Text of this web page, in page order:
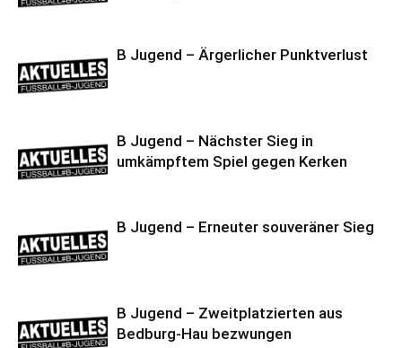
B Jugend – Ärgerlicher Punktverlust
B Jugend – Nächster Sieg in
umkämpftem Spiel gegen Kerken
B Jugend – Erneuter souveräner Sieg
B Jugend – Zweitplatzierten aus
Bedburg-Hau bezwungen